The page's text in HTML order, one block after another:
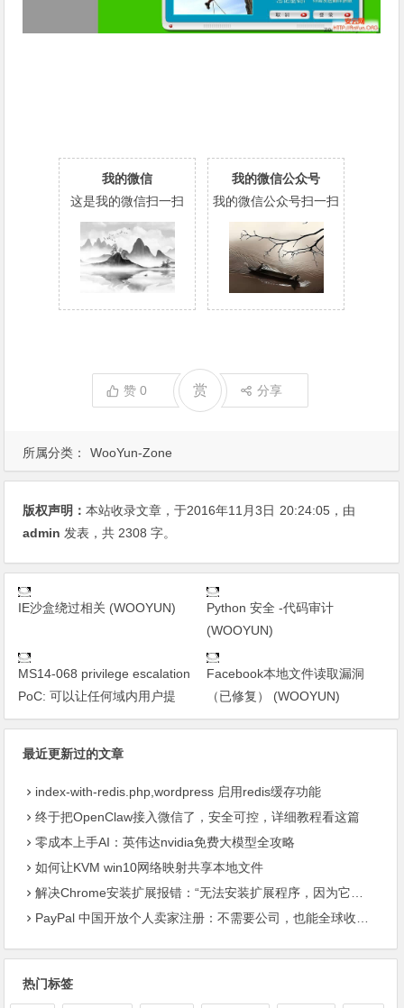
所属分类： WooYun-Zone
我的微信
这是我的微信扫一扫
我的微信公众号
我的微信公众号扫一扫
赞0 赏 分享
版权声明：本站收录文章，于2016年11月3日 20:24:05 ，由
admin 发表，共 2308 字。
IE沙盒绕过相关 (WOOYUN)
Python 安全 -代码审计
(WOOYUN)
MS14-068 privilege escalation
PoC: 可以让任何域内用户提
Facebook本地文件读取漏洞
（已修复） (WOOYUN)
最近更新过的文章
index-with-redis.php,wordpress 启用redis缓存功能
终于把OpenClaw接入微信了，安全可控，详细教程看这篇
零成本上手AI：英伟达nvidia免费大模型全攻略
如何让KVM win10网络映射共享本地文件
解决Chrome安装扩展报错：“无法安装扩展程序，因为它使用了不受支持的清单版本“
PayPal 中国开放个人卖家注册：不需要公司，也能全球收款了
热门标签